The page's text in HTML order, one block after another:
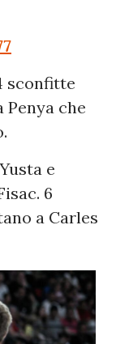
sconfitte
che
e
6
a Carles